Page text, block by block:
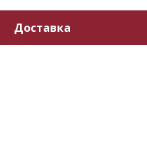
Доставка